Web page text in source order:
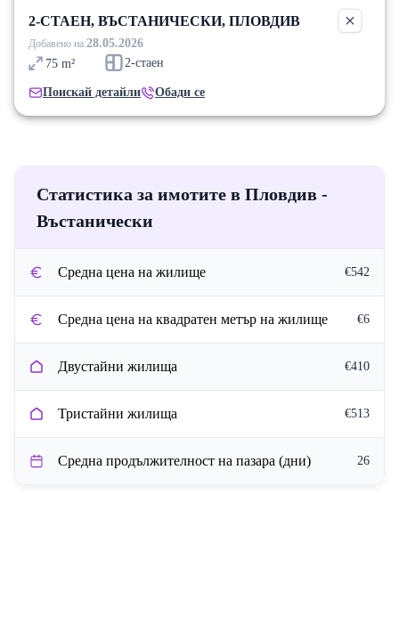
2-СТАЕН, ВЪСТАНИЧЕСКИ, ПЛОВДИВ
Добавено на:28.05.2026
75 m² 2-стаен
Поискай детайли Обади се
Статистика за имотите в Пловдив -
Въстанически
Средна цена на жилище €542
Средна цена на квадратен метър на жилище €6
Двустайни жилища €410
Тристайни жилища €513
Средна продължителност на пазара (дни) 26